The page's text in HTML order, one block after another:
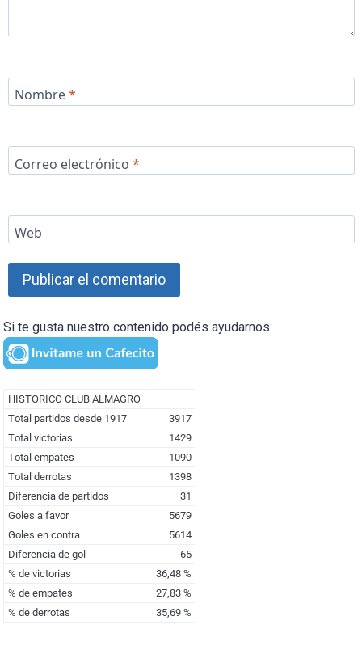
Nombre*
Correo electrónico *
Web
Si te gusta nuestro contenido podés ayudarnos: